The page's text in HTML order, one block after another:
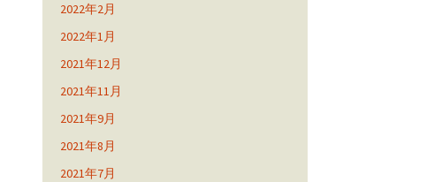
2022年2月
2022年1月
2021年12月
2021年11月
2021年9月
2021年8月
2021年7月